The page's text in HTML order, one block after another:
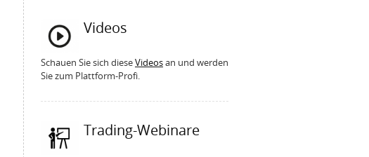
Videos
Schauen Sie sich dieseVideosan und werden
Sie zum Plattform-Profi.
Trading-Webinare